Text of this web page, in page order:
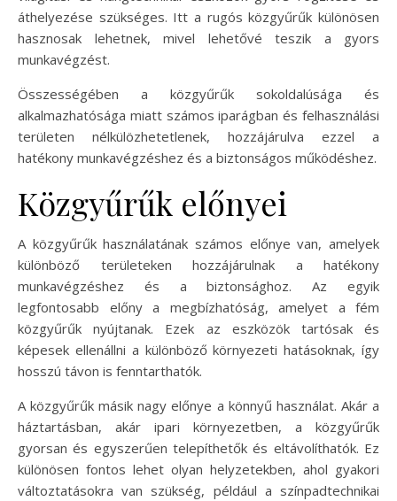
áthelyezése szükséges. Itt a rugós közgyűrűk különösen
hasznosak lehetnek, mivel lehetővé teszik a gyors
munkavégzést.
Összességében a közgyűrűk sokoldalúsága és
alkalmazhatósága miatt számos iparágban és felhasználási
területen nélkülözhetetlenek, hozzájárulva ezzel a
hatékony munkavégzéshez és a biztonságos működéshez.
Közgyűrűk előnyei
A közgyűrűk használatának számos előnye van, amelyek
különböző területeken hozzájárulnak a hatékony
munkavégzéshez és a biztonsághoz. Az egyik
legfontosabb előny a megbízhatóság, amelyet a fém
közgyűrűk nyújtanak. Ezek az eszközök tartósak és
képesek ellenállni a különböző környezeti hatásoknak, így
hosszú távon is fenntarthatók.
A közgyűrűk másik nagy előnye a könnyű használat. Akár a
háztartásban, akár ipari környezetben, a közgyűrűk
gyorsan és egyszerűen telepíthetők és eltávolíthatók. Ez
különösen fontos lehet olyan helyzetekben, ahol gyakori
változtatásokra van szükség, például a színpadtechnikai